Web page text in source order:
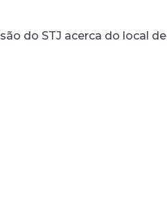
do STJ acerca do local de